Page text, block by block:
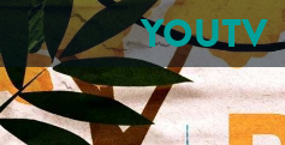
YOUTV